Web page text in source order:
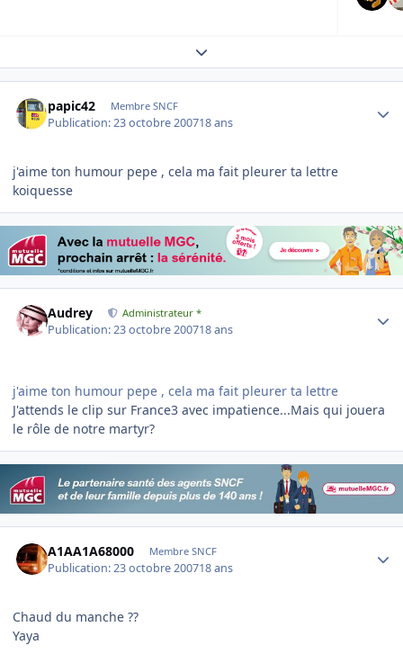
Expand topic overview
papic42 Membre SNCF
Publication:23 octobre 200718 ans
j'aime ton humour pepe , cela ma fait pleurer ta lettre
koiquesse
Audrey Administrateur *
Publication:23 octobre 200718 ans
j'aime ton humour pepe , cela ma fait pleurer ta lettre
J'attends le clip sur France3 avec impatience...Mais qui jouera
le rôle de notre martyr?
A1AA1A68000 Membre SNCF
Publication:23 octobre 200718 ans
Chaud du manche ??
Yaya